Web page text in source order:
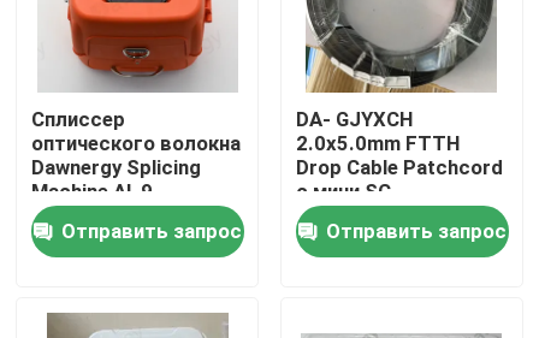
Дом
Продукты
Ролики
Сплиссер
оптического волокна
Dawnergy Splicing
Machine AI-9
Отправить запрос
DA- GJYXCH
2.0x5.0mm FTTH
Drop Cable Patchcord
с мини SC
водонепроницаемым
разъемом и
трубопроводным
Отправить запрос